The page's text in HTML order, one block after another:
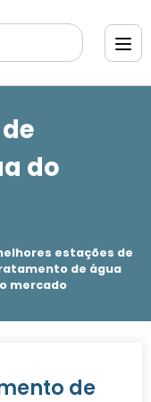
do
estações de
de água
mercado
de